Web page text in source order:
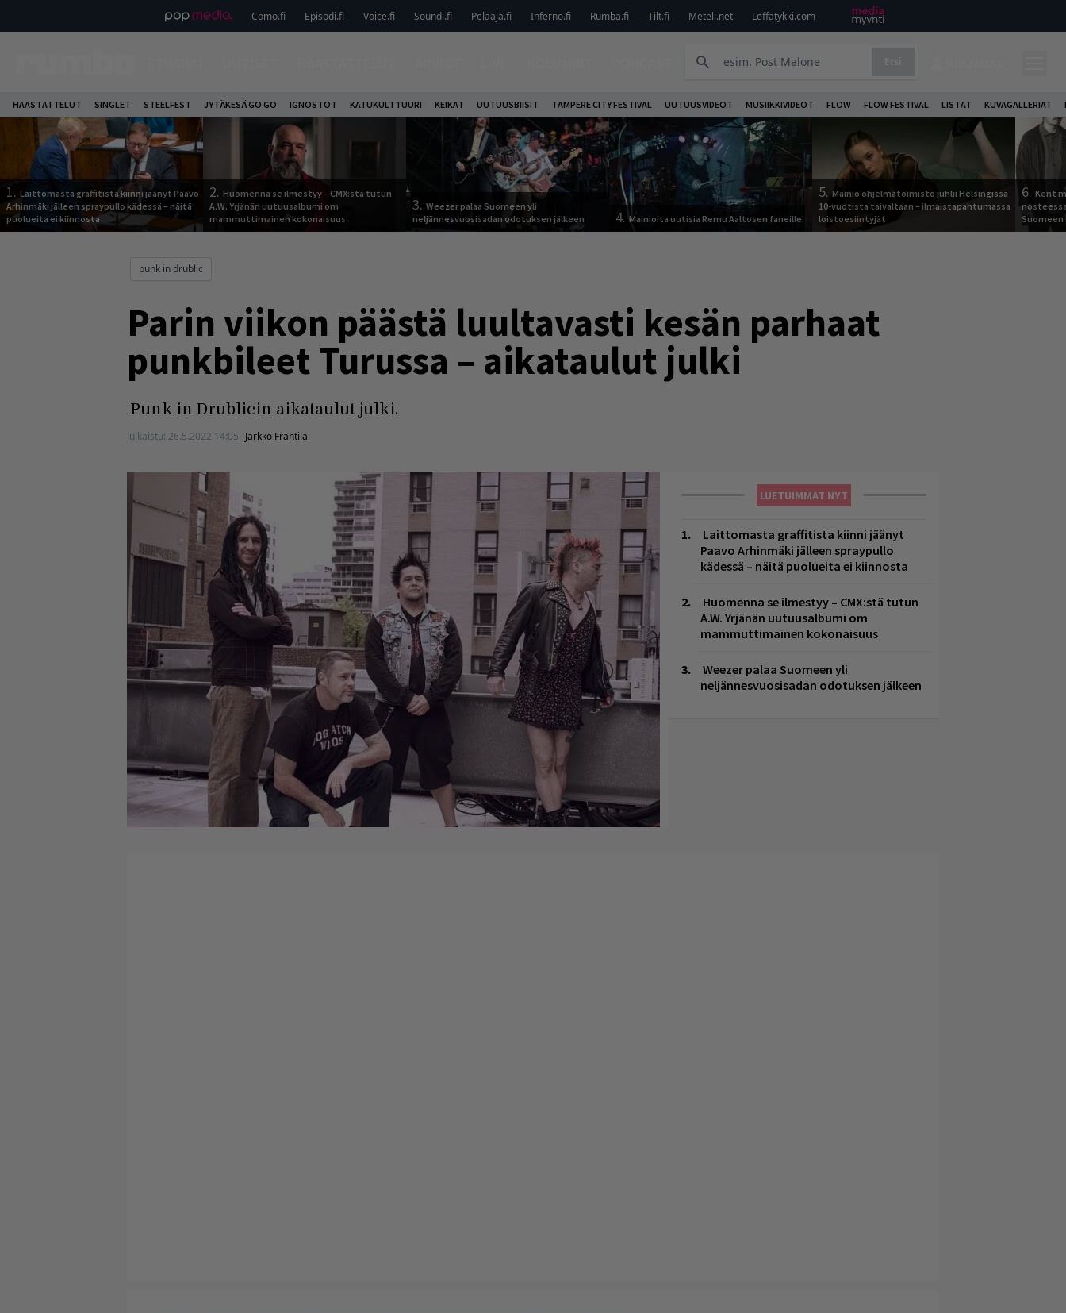
Como.fi Episodi.fi Voice.fi Soundi.fi Pelaaja.fi Inferno.fi Rumba.fi Tilt.fi Meteli.net Leffatykki.com
HAASTATTELUT SINGLET STEELFEST JYTÄKESÄ GO GO IGNOSTOT KATUKULTTUURI KEIKAT UUTUUSBIISIT TAMPERE CITY FESTIVAL UUTUUSVIDEOT MUSIIKKIVIDEOT FLOW FLOW FESTIVAL LISTAT KUVAGALLERIAT
1. Laittomasta graffitista kiinni jäänyt Paavo
Arhinmäki jälleen spraypullo kädessä – näitä
puolueita ei kiinnosta
2. Huomenna se ilmestyy – CMX:stä tutun
A.W. Yrjänän uutuusalbumi om
mammuttimainen kokonaisuus
3. Weezer palaa Suomeen yli
neljännesvuosisadan odotuksen jälkeen
4.Mainioita uutisia Remu Aaltosen faneille
5. Mainio ohjelmatoimisto juhlii Helsingissä
10-vuotista taivaltaan – ilmaistapahtumassa
loistoesiintyjät
6. Kent
Suomeen
punk in drublic
Parin viikon päästä luultavasti kesän parhaat
punkbileet Turussa – aikataulut julki
Punk in Drublicin aikataulut julki.
Julkaistu: 26.5.2022 14:05 Jarkko Fräntilä
LUETUIMMAT NYT
Laittomasta graffitista kiinni jäänyt
Paavo Arhinmäki jälleen spraypullo
kädessä – näitä puolueita ei kiinnosta
Huomenna se ilmestyy – CMX:stä tutun
A.W. Yrjänän uutuusalbumi om
mammuttimainen kokonaisuus
Weezer palaa Suomeen yli
neljännesvuosisadan odotuksen jälkeen